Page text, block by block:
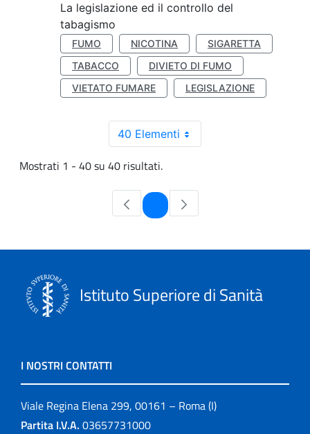
La legislazione ed il controllo del
tabagismo
FUMO NICOTINA
SIGARETTA
TABACCO
DIVIETO DI FUMO
VIETATO FUMARE
LEGISLAZIONE
40 Elementi
Mostrati 1 - 40 su 40 risultati.
Pagina
Istituto Superiore di Sanità
I NOSTRI CONTATTI
Viale Regina Elena 299, 00161 – Roma (I)
Partita I.V.A. 03657731000